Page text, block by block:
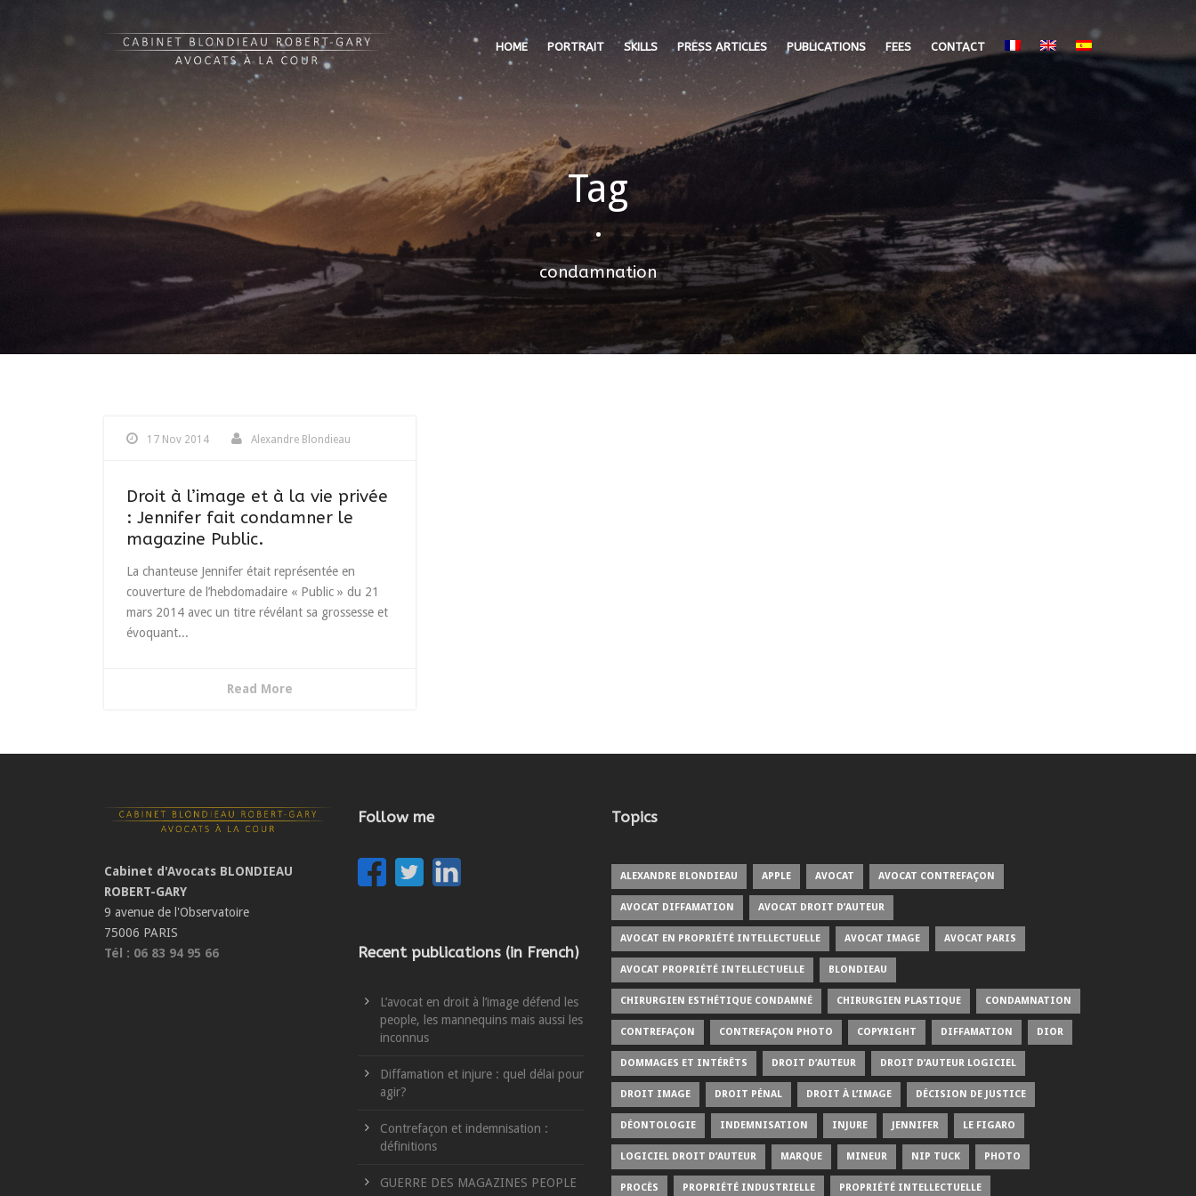
HOME PORTRAIT SKILLS PRESS ARTICLES PUBLICATIONS FEES CONTACT
Tag
•
condamnation
17 Nov 2014 Alexandre Blondieau
Droit à l’image et à la vie privée
: Jennifer fait condamner le
magazine Public.
La chanteuse Jennifer était représentée en
couverture de l’hebdomadaire « Public » du 21
mars 2014 avec un titre révélant sa grossesse et
évoquant...
Read More
Cabinet d'Avocats BLONDIEAU
ROBERT-GARY
9 avenue de l'Observatoire
75006 PARIS
Tél : 06 83 94 95 66
Follow me
Recent publications (in French)
L’avocat en droit à l’image défend les
people, les mannequins mais aussi les
inconnus
Diffamation et injure : quel délai pour
agir?
Contrefaçon et indemnisation :
définitions
GUERRE DES MAGAZINES PEOPLE
Topics
ALEXANDRE BLONDIEAU APPLE AVOCAT AVOCAT CONTREFAÇON
AVOCAT DIFFAMATION AVOCAT DROIT D’AUTEUR
AVOCAT EN PROPRIÉTÉ INTELLECTUELLE AVOCAT IMAGE AVOCAT PARIS
AVOCAT PROPRIÉTÉ INTELLECTUELLE BLONDIEAU
CHIRURGIEN ESTHÉTIQUE CONDAMNÉ CHIRURGIEN PLASTIQUE CONDAMNATION
CONTREFAÇON CONTREFAÇON PHOTO COPYRIGHT DIFFAMATION DIOR
DOMMAGES ET INTÉRÊTS DROIT D’AUTEUR DROIT D’AUTEUR LOGICIEL
DROIT IMAGE DROIT PÉNAL DROIT À L’IMAGE DÉCISION DE JUSTICE
DÉONTOLOGIE INDEMNISATION INJURE JENNIFER LE FIGARO
LOGICIEL DROIT D’AUTEUR MARQUE MINEUR NIP TUCK PHOTO
PROCÈS PROPRIÉTÉ INDUSTRIELLE PROPRIÉTÉ INTELLECTUELLE